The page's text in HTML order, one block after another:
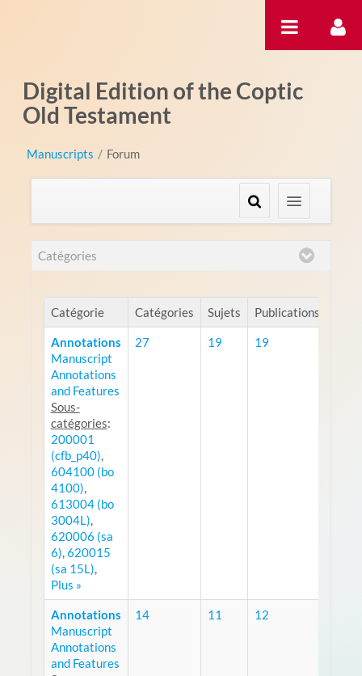
Digital Edition of the Coptic
Old Testament
Manuscripts / Forum
Catégories
Catégorie Catégories Sujets Publications
Annotations
Manuscript
Annotations
and Features
Sous-
catégories:
200001
(cfb_p40),
604100 (bo
4100),
613004 (bo
3004L),
620006 (sa
6),620015
(sa 15L),
Plus »
27 19
19
Annotations
Manuscript
Annotations
and Features
14 11
12